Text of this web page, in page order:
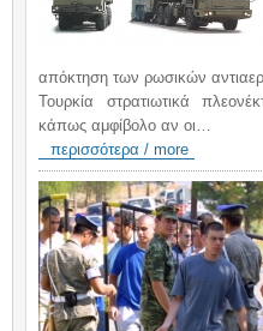
απόκτηση των ρωσικών
Τουρκία στρατιωτικά
κάπως αμφίβολο αν οι…
περισσότερα / more